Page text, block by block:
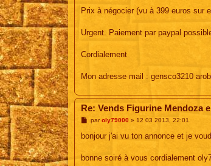
Prix à négocier (vu à 399 euros sur
Urgent. Paiement par paypal
Cordialement
Mon adresse mail : gensco3210
Re: Vends Figurine Mendoza
M
s
g
paroly79000 » 12 03 2013, 22:01
bonjour j'ai vu ton annonce et je
bonne soiré à vous cordialement